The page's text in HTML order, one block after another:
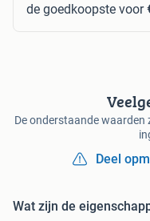
de goedkoopste voor
De onderstaande waarden
Deel
Wat zijn de